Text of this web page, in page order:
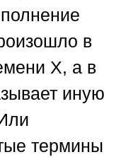
в
Х, а в
иную
термины